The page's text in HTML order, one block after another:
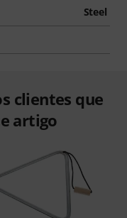
Steel
clientes que
artigo